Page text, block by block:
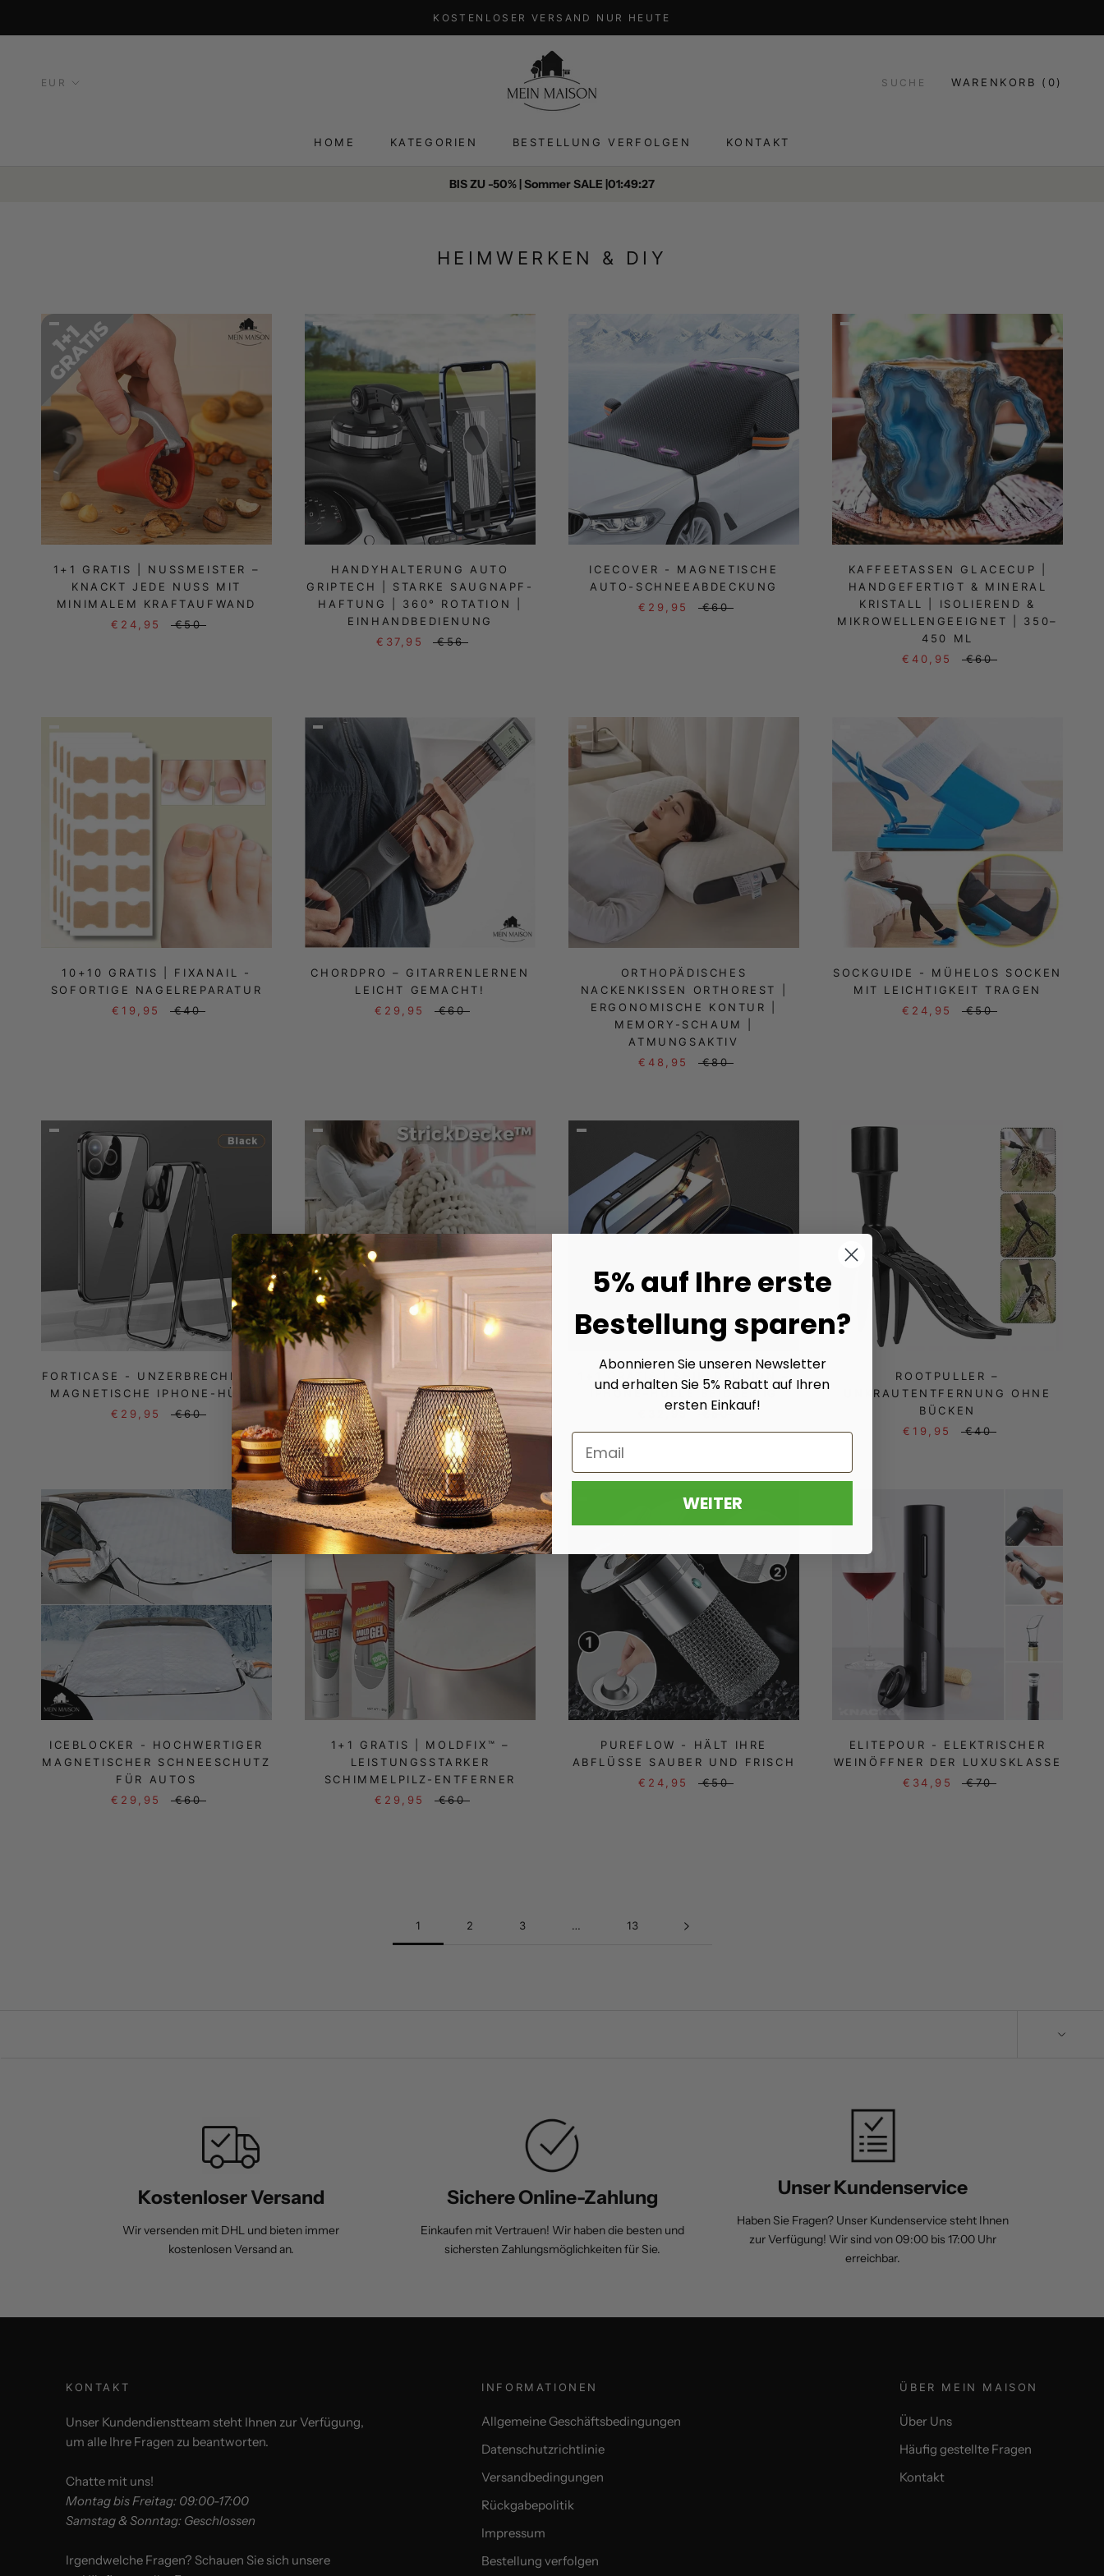
KOSTENLOSER VERSAND NUR HEUTE
HOME
KATEGORIEN
BESTELLUNG VERFOLGEN
KONTAKT
SUCHE WARENKORB ( 0)
BIS ZU -50% | Sommer SALE |01:49:26
HEIMWERKEN & DIY
1+1 GRATIS | NUSSMEISTER –
KNACKT JEDE NUSS MIT
MINIMALEM KRAFTAUFWAND
€24,95
€50
HANDYHALTERUNG AUTO
GRIPTECH | STARKE SAUGNAPF-
HAFTUNG | 360° ROTATION |
EINHANDBEDIENUNG
€37,95
€56
ICECOVER - MAGNETISCHE
AUTO-SCHNEEABDECKUNG
€29,95
€60
KAFFEETASSEN GLACECUP |
HANDGEFERTIGT & MINERAL
KRISTALL | ISOLIEREND &
MIKROWELLENGEEIGNET | 350–
450 ML
€40,95
€60
10+10 GRATIS | FIXANAIL -
SOFORTIGE NAGELREPARATUR
€19,95
€40
CHORDPRO – GITARRENLERNEN
LEICHT GEMACHT!
€29,95
€60
ORTHOPÄDISCHES
NACKENKISSEN ORTHOREST |
ERGONOMISCHE KONTUR |
MEMORY-SCHAUM |
ATMUNGSAKTIV
€48,95
€80
SOCKGUIDE - MÜHELOS SOCKEN
MIT LEICHTIGKEIT TRAGEN
€24,95
€50
FORTICASE - UNZERBRECHLICHE
MAGNETISCHE IPHONE-HÜLLE
€29,95
€60
STRICKDECKE - STRICKEN SIE
IHRE EIGENE DECKE!
€62,95
€126
IPHONE-HÜLLE BEIDSEITIG
€32,95
€50
ROOTPULLER –
UNKRAUTENTFERNUNG OHNE
BÜCKEN
€19,95
€40
ICEBLOCKER - HOCHWERTIGER
MAGNETISCHER SCHNEESCHUTZ
FÜR AUTOS
€29,95
€60
1+1 GRATIS | MOLDFIX™ –
LEISTUNGSSTARKER
SCHIMMELPILZ-ENTFERNER
€29,95
€60
PUREFLOW - HÄLT IHRE
ABFLÜSSE SAUBER UND FRISCH
€24,95
€50
ELITEPOUR - ELEKTRISCHER
WEINÖFFNER DER LUXUSKLASSE
€34,95
€70
1 2 3 … 13
Kostenloser Versand
Wir versenden mit DHL und bieten immer
kostenlosen Versand an.
Sichere Online-Zahlung
Einkaufen mit Vertrauen! Wir haben die besten und
sichersten Zahlungsmöglichkeiten für Sie.
Unser Kundenservice
Haben Sie Fragen? Unser Kundenservice steht Ihnen
zur Verfügung! Wir sind von 09:00 bis 17:00 Uhr
erreichbar.
KONTAKT
Unser Kundendienstteam steht Ihnen zur Verfügung,
um alle Ihre Fragen zu beantworten.
Chatte mit uns!
Montag bis Freitag: 09:00-17:00
Samstag & Sonntag: Geschlossen
Irgendwelche Fragen? Schauen Sie sich unsere
INFORMATIONEN
Allgemeine Geschäftsbedingungen
Datenschutzrichtlinie
Versandbedingungen
Rückgabepolitik
Impressum
Bestellung verfolgen
ÜBER MEIN MAISON
Über Uns
Häufig gestellte Fragen
Kontakt
5% auf Ihre erste
Bestellung sparen?
Abonnieren Sie unseren Newsletter
und erhalten Sie 5% Rabatt auf Ihren
ersten Einkauf!
Email
WEITER